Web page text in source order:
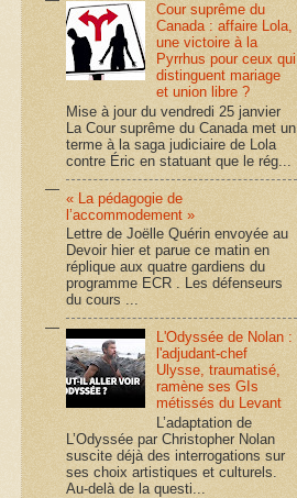
Cour suprême du
Canada : affaire Lola,
une victoire à la
Pyrrhus pour ceux qui
distinguent mariage
et union libre ?
Mise à jour du vendredi 25 janvier
La Cour suprême du Canada met un
terme à la saga judiciaire de Lola
contre Éric en statuant que le rég...
« La pédagogie de
l’accommodement »
Lettre de Joëlle Quérin envoyée au
Devoir hier et parue ce matin en
réplique aux quatre gardiens du
programme ECR . Les défenseurs
du cours ...
L'Odyssée de Nolan :
l'adjudant-chef
Ulysse, traumatisé,
ramène ses GIs
métissés du Levant
L’adaptation de
L’Odyssée par Christopher Nolan
suscite déjà des interrogations sur
ses choix artistiques et culturels.
Au-delà de la questi...